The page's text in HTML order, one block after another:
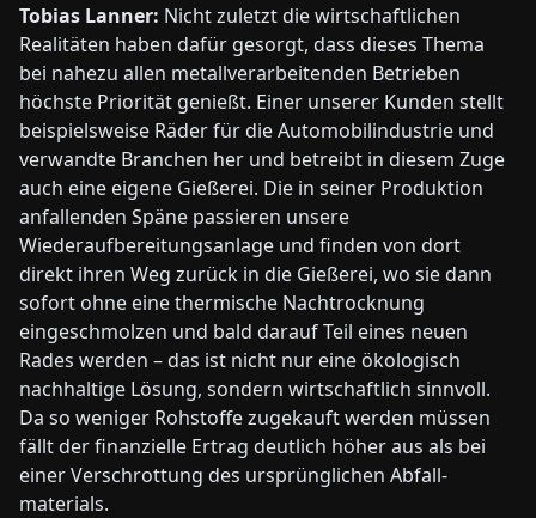
Tobias Lanner: Nicht zuletzt die wirtschaftlichen
Realitäten haben dafür gesorgt, dass dieses Thema
bei nahezu allen metallverarbeitenden Betrieben
höchste Priorität genießt. Einer unserer Kunden stellt
beispielsweise Räder für die Automobilindustrie und
verwandte Branchen her und betreibt in diesem Zuge
auch eine eigene Gießerei. Die in seiner Produktion
anfallenden Späne passieren unsere
Wiederaufbereitungsanlage und finden von dort
direkt ihren Weg zurück in die Gießerei, wo sie dann
sofort ohne eine thermische Nachtrocknung
eingeschmolzen und bald darauf Teil eines neuen
Rades werden – das ist nicht nur eine ökologisch
nachhaltige Lösung, sondern wirtschaftlich sinnvoll.
Da so weniger Rohstoffe zugekauft werden müssen
fällt der finanzielle Ertrag deutlich höher aus als bei
einer Verschrottung des ursprünglichen Abfall-
materials.